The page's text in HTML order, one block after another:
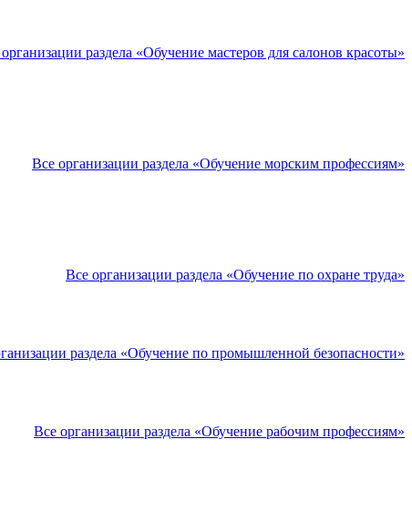
раздела «Обучение мастеров для салонов красоты»
Все организации раздела «Обучение морским профессиям»
Все организации раздела «Обучение по охране труда»
раздела «Обучение по промышленной безопасности»
Все организации раздела «Обучение рабочим профессиям»